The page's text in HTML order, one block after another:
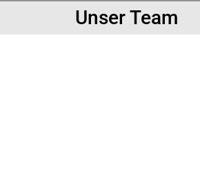
Unser Team